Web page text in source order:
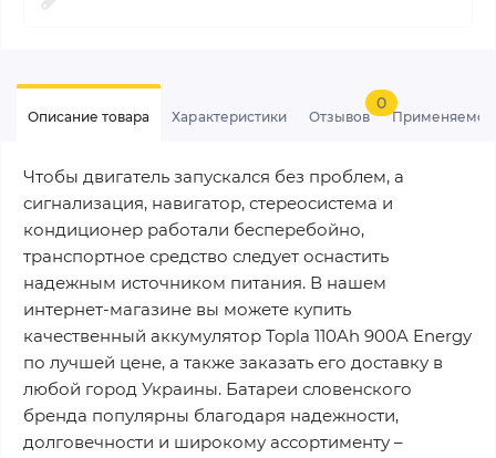
Описание товара Характеристики Отзывов
0
Чтобы двигатель запускался без проблем, а
сигнализация, навигатор, стереосистема и
кондиционер работали бесперебойно,
транспортное средство следует оснастить
надежным источником питания. В нашем
интернет-магазине вы можете купить
качественный аккумулятор Topla 110Ah 900A Energy
по лучшей цене, а также заказать его доставку в
любой город Украины. Батареи словенского
бренда популярны благодаря надежности,
долговечности и широкому ассортименту –